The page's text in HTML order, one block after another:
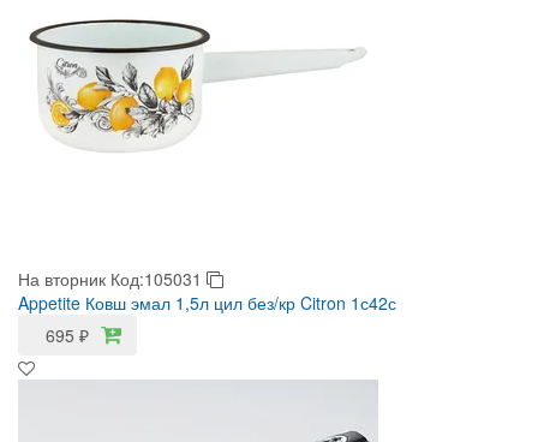
На вторник Код:105031
Appetite Ковш эмал 1,5л цил без/кр Citron 1с42с
695 ₽